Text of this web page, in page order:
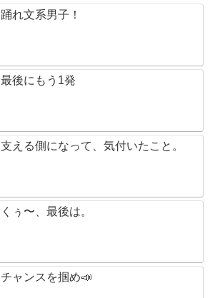
踊れ文系男子！
最後にもう1発
支える側になって、気付いたこと。
くぅ〜、最後は。
チャンスを掴め📣